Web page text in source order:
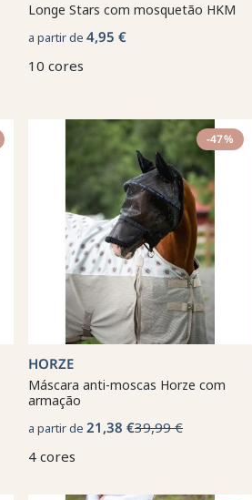
Longe Stars com mosquetão HKM
a partir de 4,95 €
10 cores
-47%
HORZE
Máscara anti-moscas Horze com
armação
a partir de 21,38 €39,99 €
4 cores